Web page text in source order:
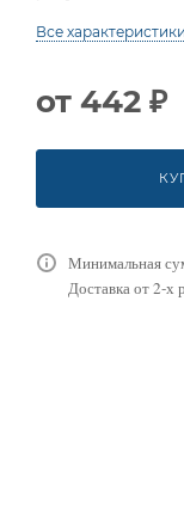
Все характеристики
от 442 ₽
Минимальная
Доставка от 2-х